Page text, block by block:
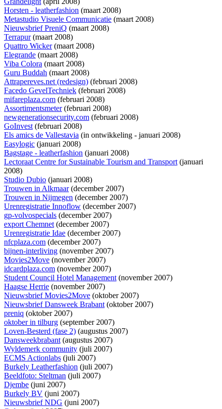
Horsten - leatherfashion (maart 2008)
Metastudio Visuele Communicatie (maart 2008)
Nieuwsbrief PreniQ (maart 2008)
Terrapur(maart 2008)
Quattro Wicker(maart 2008)
Elegrande (maart 2008)
Viba Colora (maart 2008)
Guru Buddah (maart 2008)
Attrapereves.net (redesign) (februari 2008)
Facedo GevelTechniek (februari 2008)
mifareplaza.com (februari 2008)
Assortimentsmeter(februari 2008)
newgenerationsecurity.com (februari 2008)
GoInvest(februari 2008)
Els amics de Vallestavia (in ontwikkeling - januari 2008)
Easylogic (januari 2008)
Bagstage - leatherfashion (januari 2008)
Lectoraat Centre for Sustainable Tourism and Transport(januari
2008)
Studio Dubio (januari 2008)
Trouwen in Alkmaar(december 2007)
Trouwen in Nijmegen (december 2007)
Urenregistratie Innoflow (december 2007)
gp-volvospecials (december 2007)
export Chemnet(december 2007)
Urenregistratie Idae (december 2007)
nfcplaza.com (december 2007)
bijnen-interliving (november 2007)
Movies2Move (november 2007)
idcardplaza.com (november 2007)
Student Council Hotel Management(november 2007)
Haagse Herrie (november 2007)
Nieuwsbrief Movies2Move (oktober 2007)
Nieuwsbrief Dansweek Brabant(oktober 2007)
preniq (oktober 2007)
oktober in tilburg (september 2007)
Loven-Besterd (fase 2) (augustus 2007)
Dansweekbrabant(augustus 2007)
Wyldemerk community (juli 2007)
ECMS Actionlabs (juli 2007)
Burkely Leatherfashion (juli 2007)
Beeldfoto: Steltman (juli 2007)
Djembe (juni 2007)
Burkely BV (juni 2007)
Nieuwsbrief NDG (juni 2007)